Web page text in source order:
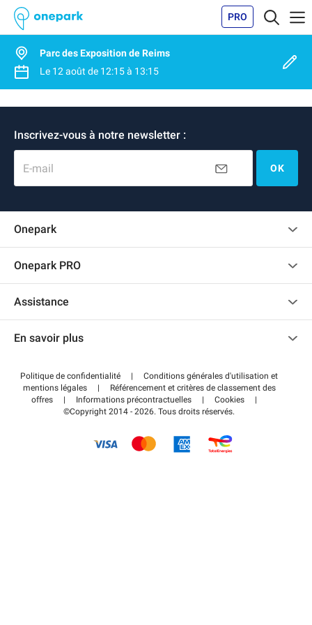
PRO
Parc des Exposition de Reims
Le 12 août de 12:15à 13:15
Inscrivez-vous à notre newsletter :
E-mail OK
Onepark
Recrutement
Onepark PRO
Accéder à mon espace partenaire
Assistance
Centre d'aide
Régler votre stationnement FLOW
En savoir plus
Wiki
Guide du stationnement
Politique de confidentialité |
Conditions générales d'utilisation et
mentions légales
|
Référencement et critères de classement des
offres
| Informations précontractuelles | Cookies
|
©Copyright 2014 - 2026. Tous droits réservés.